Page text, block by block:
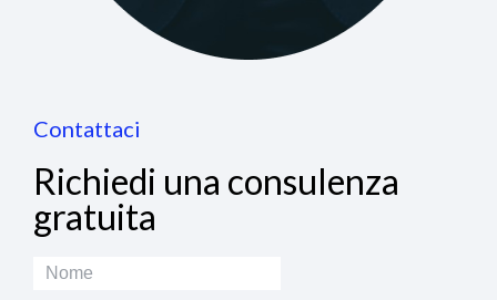
Contattaci
Richiedi una consulenza
gratuita